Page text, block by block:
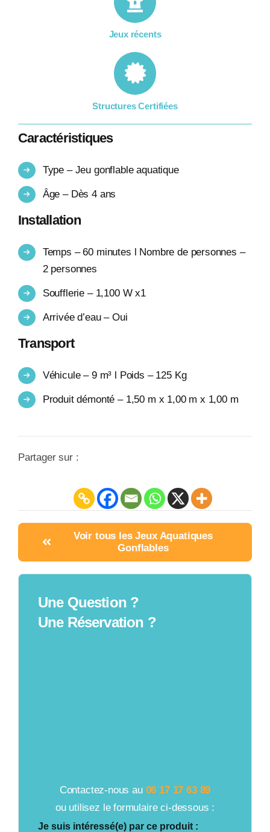
Jeux récents
Structures Certifiées
Caractéristiques
Type – Jeu gonflable aquatique
Âge – Dès 4 ans
Installation
Temps – 60 minutes l Nombre de personnes –
2 personnes
Soufflerie – 1,100 W x1
Arrivée d’eau – Oui
Transport
Véhicule – 9 m³ l Poids – 125 Kg
Produit démonté – 1,50 m x 1,00 m x 1,00 m
Partager sur :
Voir tous les Jeux Aquatiques
Gonflables
Une Question ?
Une Réservation ?
Contactez-nous au 06 17 17 63 89
ou utilisez le formulaire ci-dessous :
Je suis intéressé(e) par ce produit :